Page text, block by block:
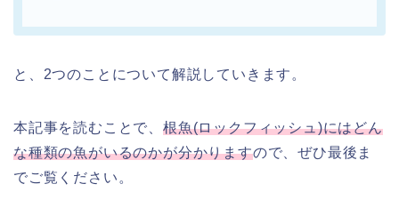
と、2つのことについて解説していきます。
本記事を読むことで、 根魚(ロックフィッシュ)にはどん
な種類の魚がいるのかが分かりますので、ぜひ最後ま
でご覧ください。